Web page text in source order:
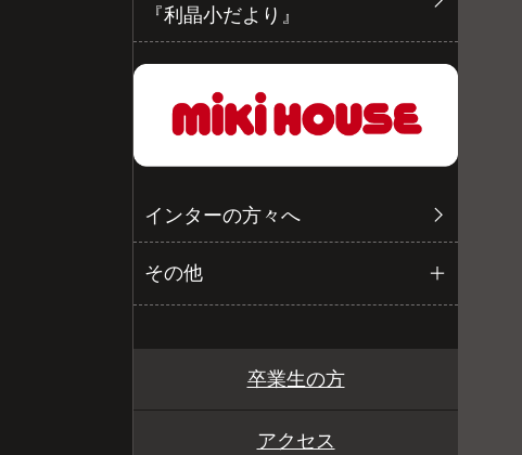
『利晶小だより』
インターの方々へ
その他
卒業生の方
アクセス